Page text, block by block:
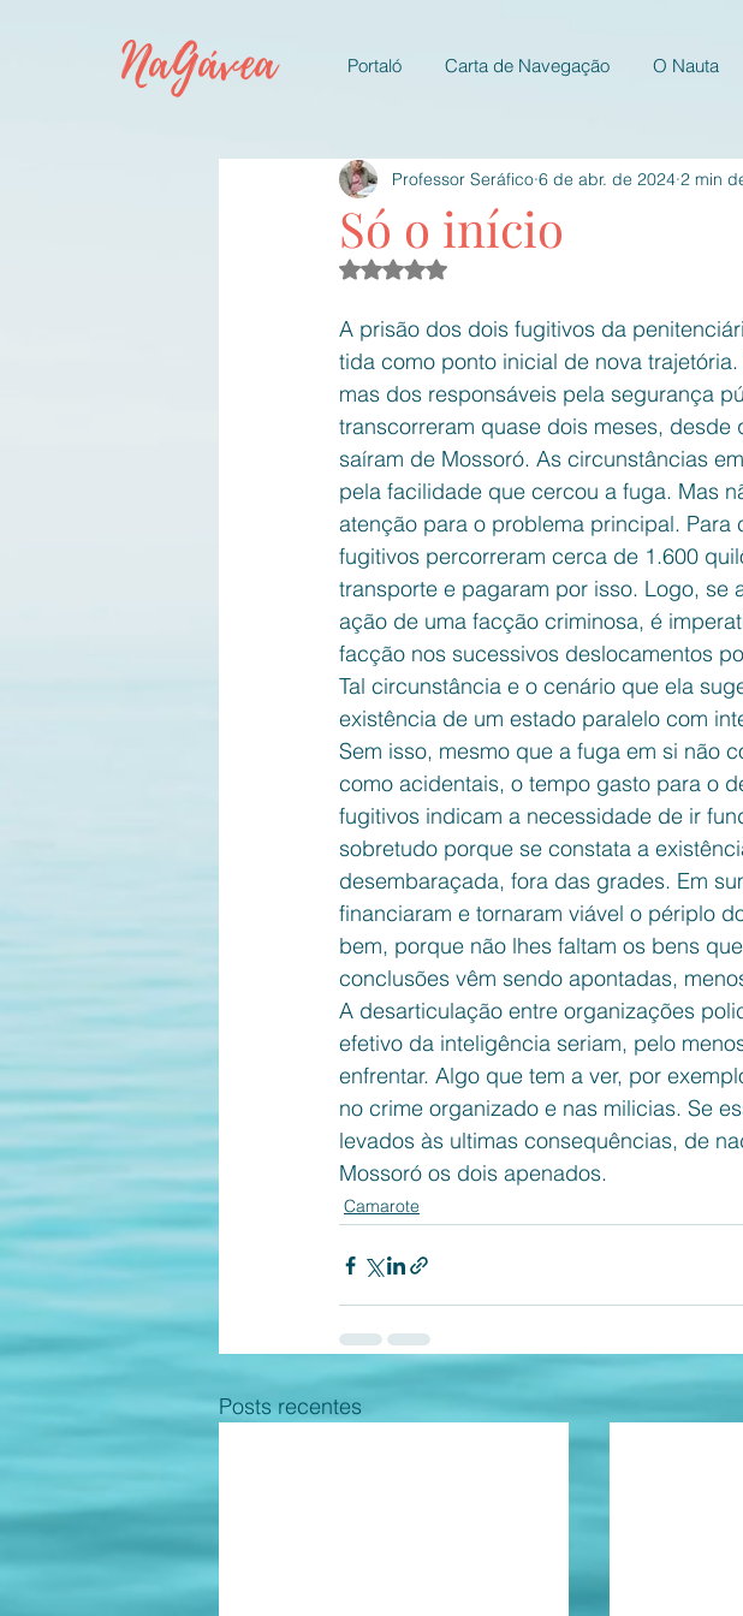
NaGávea Portaló Carta de Navegação O Nauta
Só o início
Professor Seráfico 6 de abr. de 2024 2 min
Avaliado com NaN de 5 estrelas.
A prisão dos dois fugitivos da
tida como ponto inicial de nova
mas dos responsáveis pela segurança
transcorreram quase dois meses,
saíram de Mossoró. As circunstâncias
pela facilidade que cercou a fuga. Mas
atenção para o problema principal.
fugitivos percorreram cerca de 1.600
transporte e pagaram por isso. Logo,
ação de uma facção criminosa, é
facção nos sucessivos deslocamentos
Tal circunstância e o cenário que ela
existência de um estado paralelo com
Sem isso, mesmo que a fuga em si não
como acidentais, o tempo gasto para o
fugitivos indicam a necessidade de ir
sobretudo porque se constata a
desembaraçada, fora das grades. Em
financiaram e tornaram viável o périplo
bem, porque não lhes faltam os bens
conclusões vêm sendo apontadas,
A desarticulação entre organizações
efetivo da inteligência seriam, pelo
enfrentar. Algo que tem a ver, por
no crime organizado e nas milicias. Se
levados às ultimas consequências, de
Mossoró os dois apenados.
Camarote
Posts recentes